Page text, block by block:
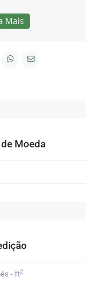
Mais
Moeda
- ft2